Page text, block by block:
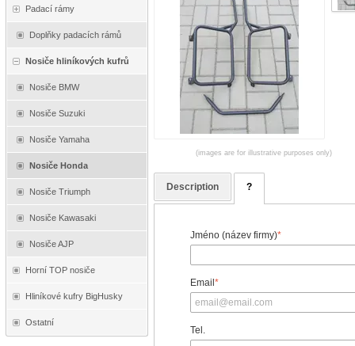
Padací rámy
Doplňky padacích rámů
Nosiče hliníkových kufrů
Nosiče BMW
Nosiče Suzuki
Nosiče Yamaha
Nosiče Honda
Nosiče Triumph
Nosiče Kawasaki
Nosiče AJP
Horní TOP nosiče
Hliníkové kufry BigHusky
Ostatní
(images are for illustrative purposes only)
Description ?
Jméno (název firmy)*
Email*
Tel.